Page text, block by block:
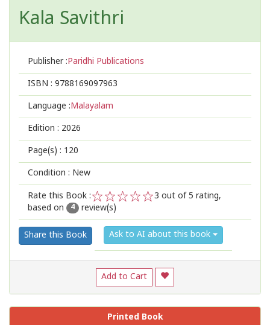
Kala Savithri
Publisher :Paridhi Publications
ISBN : 9788169097963
Language :Malayalam
Edition : 2026
Page(s) : 120
Condition : New
Rate this Book :
2
1
3 out of 5 rating,
based on
4 review(s)
Share this Book Ask to AI about this book
Add to Cart
Printed Book